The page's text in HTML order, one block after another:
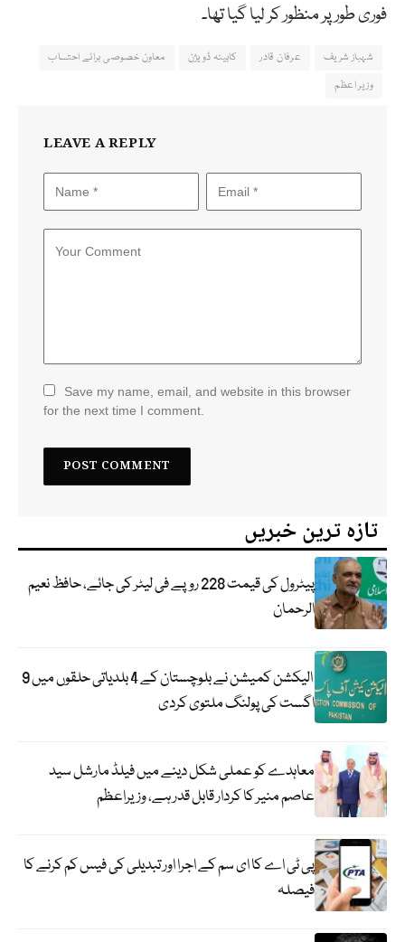
فوری طور پر منظور کر لیا گیا تھا۔
شہباز شریف عرفان قادر کابینہ ڈویژن
معاون خصوصی برائے احتساب
وزیر اعظم
LEAVE A REPLY
Save my name, email, and website in this browser
for the next time I comment.
تازہ ترین خبریں
پیٹرول کی قیمت 228 روپے فی لیٹر کی جائے، حافظ نعیم
الرحمان
الیکشن کمیشن نے بلوچستان کے 4 بلدیاتی حلقوں میں 9
اگست کی پولنگ ملتوی کردی
معاہدے کو عملی شکل دینے میں فیلڈ مارشل سید
عاصم منیر کا کردار قابل قدر ہے، وزیراعظم
پی ٹی اے کا ای سم کے اجرا اور تبدیلی کی فیس کم کرنے کا
فیصلہ